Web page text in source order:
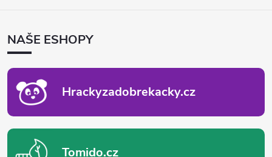
ANAŠE ESHOPY
Hrackyzadobrekacky.cz
Tomido.cz